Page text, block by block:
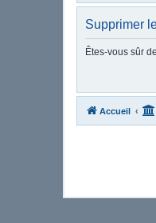
Supprimer
Êtes-vous sûr
Accueil